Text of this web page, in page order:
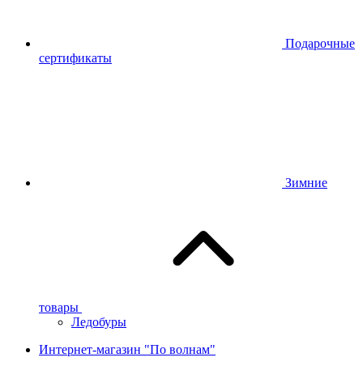
Подарочные
сертификаты
Зимние
товары
Ледобуры
Интернет-магазин "По волнам"